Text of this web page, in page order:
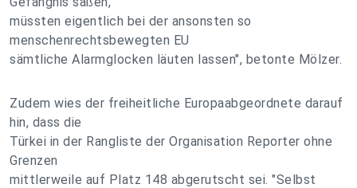
müssten eigentlich bei der ansonsten so
menschenrechtsbewegten EU
sämtliche Alarmglocken läuten lassen", betonte Mölzer.
Zudem wies der freiheitliche Europaabgeordnete darauf
hin, dass die
Türkei in der Rangliste der Organisation Reporter ohne
Grenzen
mittlerweile auf Platz 148 abgerutscht sei. "Selbst